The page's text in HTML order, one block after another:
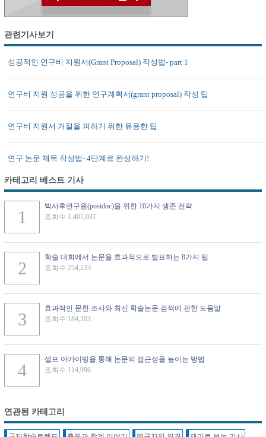
관련기사보기
성공적인 연구비 지원서(Grant Proposal) 작성법- part 1
연구비 지원 성공을 위한 연구계획서(grant proposal) 작성 팁
연구비 지원서 거절을 피하기 위한 유용한 팁
연구 논문 제목 작성법- 4단계로 완성하기!
카테고리 베스트 기사
박사후연구원(postdoc)을 위한 10가지 생존 전략
조회수 1,407,031
학술 대회에서 논문을 효과적으로 발표하는 8가지 팁
조회수 254,223
효과적인 문헌 조사와 최신 학술논문 검색에 관한 도움말
조회수 184,203
셀프 아카이빙을 통해 논문의 접근성을 높이는 방법
조회수 114,996
연관된 카테고리